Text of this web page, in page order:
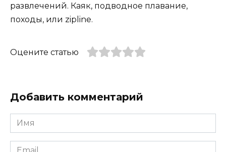
развлечений. Каяк, подводное плавание,
походы, или zipline.
Оцените статью
Добавить комментарий
Имя
*
Email